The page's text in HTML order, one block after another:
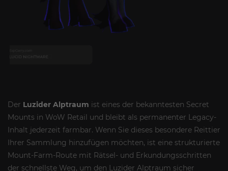
Der Luzider Alptraum ist eines der bekanntesten Secret
Mounts in WoW Retail und bleibt als permanenter Legacy-
Inhalt jederzeit farmbar. Wenn Sie dieses besondere Reittier
Ihrer Sammlung hinzufügen möchten, ist eine strukturierte
Mount-Farm-Route mit Rätsel- und Erkundungsschritten
der schnellste Weg, um den Luzider Alptraum sicher